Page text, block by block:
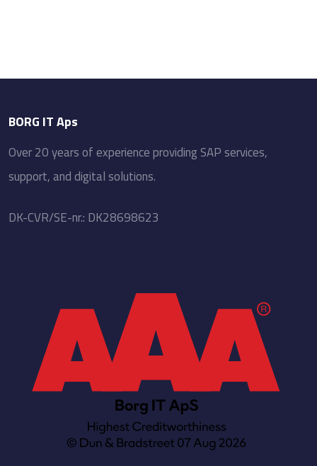
BORG IT Aps
Over​ 20 ​years of experience providing SAP services,
support, and digital solutions.
​DK-CVR/SE-nr.: DK28698623